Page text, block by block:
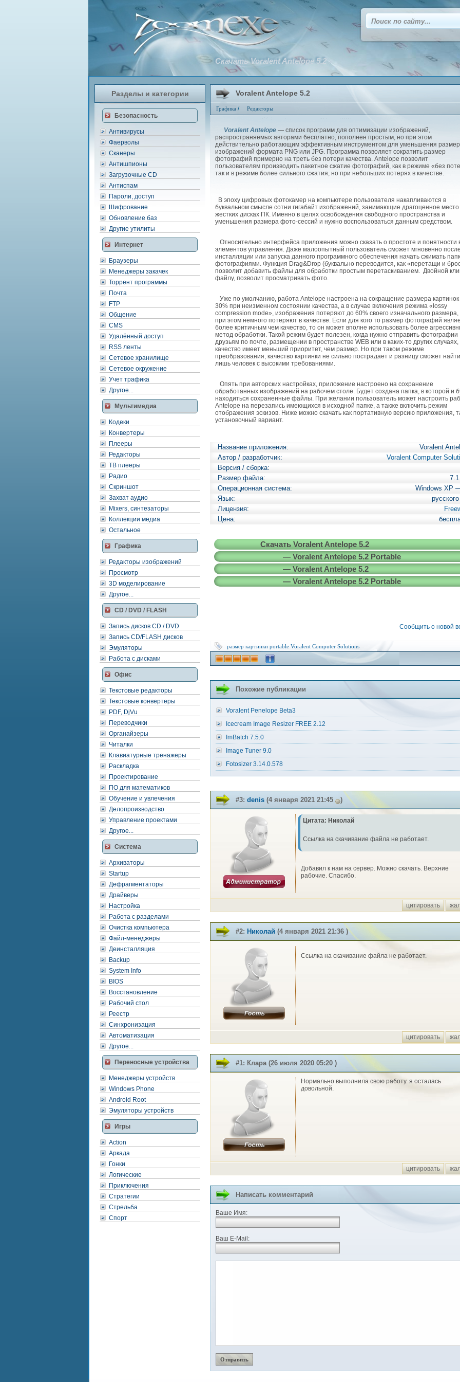
Разделы и категории
Безопасность
Антивирусы
Фаерволы
Сканеры
Антишпионы
Загрузочные CD
Антиспам
Пароли, доступ
Шифрование
Обновление баз
Другие утилиты
Интернет
Браузеры
Менеджеры закачек
Торрент программы
Почта
FTP
Общение
CMS
Удалённый доступ
RSS ленты
Сетевое хранилище
Сетевое окружение
Учет трафика
Другое...
Мультимедиа
Кодеки
Конвертеры
Плееры
Редакторы
ТВ плееры
Радио
Скриншот
Захват аудио
Mixers, синтезаторы
Коллекции медиа
Остальное
Графика
Редакторы изображений
Просмотр
3D моделирование
Другое...
CD / DVD / FLASH
Запись дисков CD / DVD
Запись CD/FLASH дисков
Эмуляторы
Работа с дисками
Офис
Текстовые редакторы
Текстовые конвертеры
PDF, DjVu
Переводчики
Органайзеры
Читалки
Клавиатурные тренажеры
Раскладка
Проектирование
ПО для математиков
Обучение и увлечения
Делопроизводство
Управление проектами
Другое...
Система
Архиваторы
Startup
Дефрагментаторы
Драйверы
Настройка
Работа с разделами
Очистка компьютера
Файл-менеджеры
Деинсталляция
Backup
System Info
BIOS
Восстановление
Рабочий стол
Реестр
Синхронизация
Автоматизация
Другое...
Переносные устройства
Менеджеры устройств
Windows Phone
Android Root
Эмуляторы устройств
Игры
Action
Аркада
Гонки
Логические
Приключения
Стратегии
Стрельба
Спорт
Voralent Antelope 5.2
Графика / Редакторы
Скачать Voralent Antelope 5.2
Voralent Antelope — список программ для оптимизации изображений,
распространяемых авторами бесплатно, пополнен простым, но при этом
действительно работающим эффективным инструментом для уменьшения
изображений формата PNG или JPG. Программа позволяет сократить размер
фотографий примерно на треть без потери качества. Antelope позволит
пользователям производить пакетное сжатие фотографий, как в режиме «без
так и в режиме более сильного сжатия, но при небольших потерях в качестве.
В эпоху цифровых фотокамер на компьютере пользователя накапливаются в
буквальном смысле сотни гигабайт изображений, занимающие драгоценное
жестких дисках ПК. Именно в целях освобождения свободного пространства и
уменьшения размера фото-сессий и нужно воспользоваться данным средством.
Относительно интерфейса приложения можно сказать о простоте и понятности
элементов управления. Даже малоопытный пользователь сможет мгновенно
инсталляции или запуска данного программного обеспечения начать сжимать
фотографиями. Функция Drag&Drop (буквально переводится, как «перетащи и
позволит добавить файлы для обработки простым перетаскиванием. Двойной
файлу, позволит просматривать фото.
Уже по умолчанию, работа Antelope настроена на сокращение размера
30% при неизменном состоянии качества, а в случае включения режима «lossy
compression mode», изображения потеряют до 60% своего изначального размера,
при этом немного потеряют в качестве. Если для кого то размер фотографий
более критичным чем качество, то он может вполне использовать более
метод обработки. Такой режим будет полезен, когда нужно отправить фотографии
друзьям по почте, размещении в пространстве WEB или в каких-то других случаях,
качество имеет меньший приоритет, чем размер. Но при таком режиме
преобразования, качество картинки не сильно пострадает и разницу сможет найти
лишь человек с высокими требованиями.
Опять при авторских настройках, приложение настроено на сохранение
обработанных изображений на рабочем столе. Будет создана папка, в которой и
находиться сохраненные файлы. При желании пользователь может настроить
Antelope на перезапись имеющихся в исходной папке, а также включить режим
отображения эскизов. Ниже можно скачать как портативную версию приложения,
установочный вариант.
Название приложения:
Voralent
Автор / разработчик:
Voralent Computer
Версия / сборка:
Размер файла:
Операционная система:
Windows XP
Язык:
Лицензия:
Цена:
Скачать Voralent Antelope 5.2
— Voralent Antelope 5.2 Portable
— Voralent Antelope 5.2
— Voralent Antelope 5.2 Portable
Сообщить о новой
размер картинки portable Voralent Computer Solutions
Похожие публикации
Voralent Penelope Beta3
Icecream Image Resizer FREE 2.12
ImBatch 7.5.0
Image Tuner 9.0
Fotosizer 3.14.0.578
#3: denis (4 января 2021 21:45 )
Цитата: Николай
Ссылка на скачивание файла не работает.
Добавил к нам на сервер. Можно скачать. Верхние
рабочие. Спасибо.
цитировать
#2: Николай (4 января 2021 21:36 )
Ссылка на скачивание файла не работает.
цитировать
#1: Клара (26 июля 2020 05:20 )
Нормально выполнила свою работу. я осталась
довольной.
цитировать
Написать комментарий
Ваше Имя:
Ваш E-Mail: